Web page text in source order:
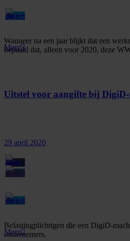
Wanneer na een jaar blijkt dat een
bepaald dat, alleen voor 2020, deze
Meer
Uitstel voor aangifte bij
29 april 2020
Belastingplichtigen die een DigiD-
ondernemers.
Meer